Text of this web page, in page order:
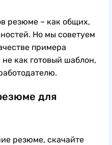
резюме – как общих,
Но мы советуем
примера
как готовый шаблон,
для
резюме, скачайте